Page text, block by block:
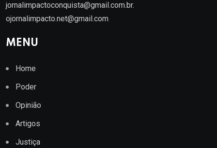
jornalimpactoconquista@gmail.com.br.
ojornalimpacto.net@gmail.com
MENU
Home
Poder
Opinião
Artigos
Justiça